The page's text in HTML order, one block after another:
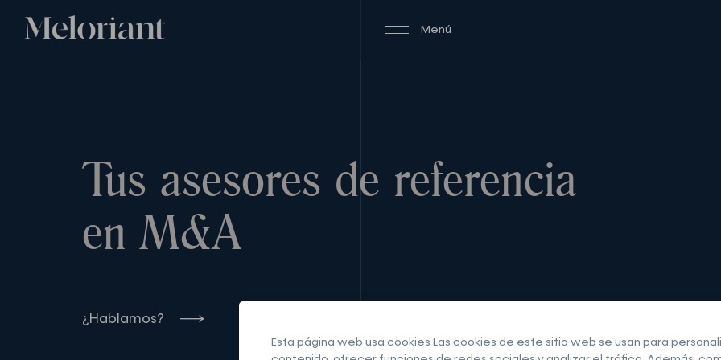
Menú
Tus asesores de referencia
en M&A
¿Hablamos?
Esta página web usa cookies Las cookies de este sitio web se usan para